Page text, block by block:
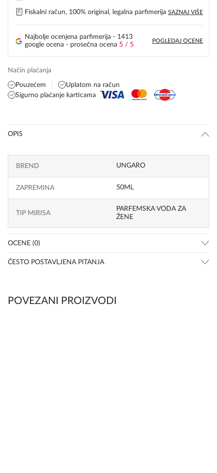
Fiskalni račun, 100% original, legalna parfimerija SAZNAJ VIŠE
Najbolje ocenjena parfimerija - 1413
google ocena - prosečna ocena 5 / 5
POGLEDAJ OCENE
Način plaćanja
Pouzećem
Uplatom na račun
Sigurno plaćanje karticama
OPIS
BREND UNGARO
ZAPREMINA 50ML
TIP MIRISA
PARFEMSKA VODA ZA
ŽENE
OCENE (0)
ČESTO POSTAVLJENA PITANJA
POVEZANI PROIZVODI